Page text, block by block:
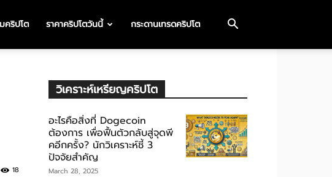
คริปโต ราคาคริปโตวันนี้ กระดานเทรดคริปโต
18
วิเคราะห์เหรียญคริปโต
อะไรคือสิ่งที่ Dogecoin
ต้องการ เพื่อฟื้นตัวกลับสู่จุดพี
คอีกครั้ง? นักวิเคราะห์ชี้ 3
ปัจจัยสำคัญ
March 28, 2025